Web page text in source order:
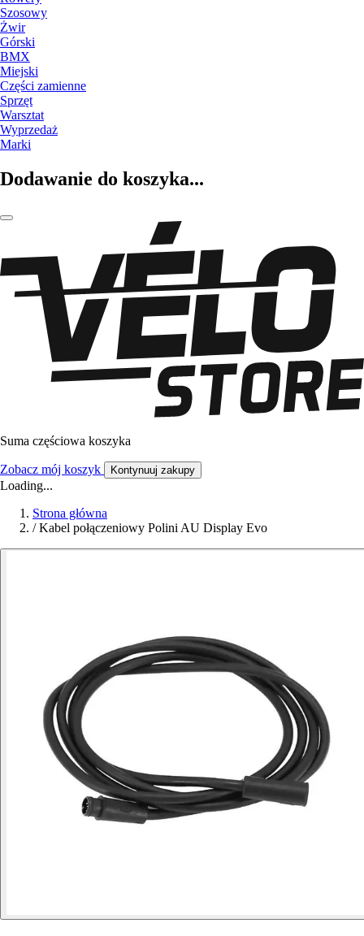
Szosowy
Żwir
Górski
BMX
Miejski
Części zamienne
Sprzęt
Warsztat
Wyprzedaż
Marki
Dodawanie do koszyka...
Suma częściowa koszyka
Zobacz mój koszyk Kontynuuj zakupy
Loading...
Strona główna
/ Kabel połączeniowy Polini AU Display Evo